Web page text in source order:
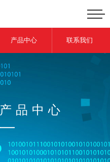
产品中心 联系我们
产品中心